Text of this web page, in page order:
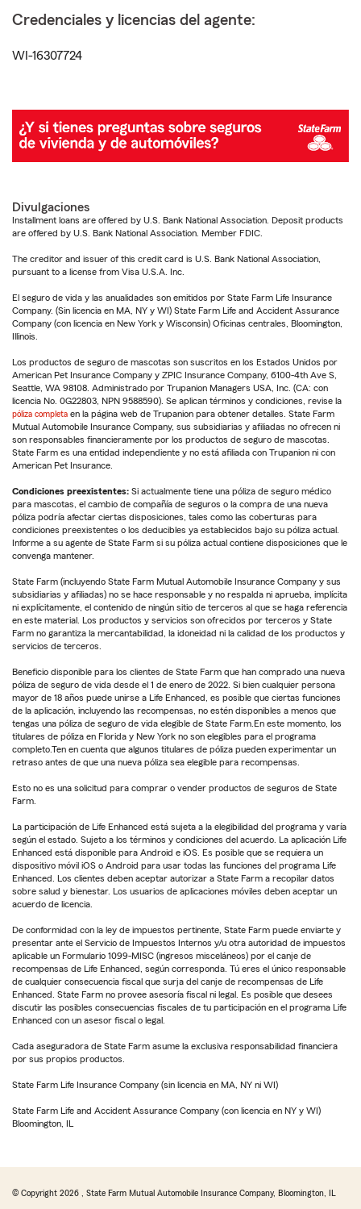
Credenciales y licencias del agente:
WI-16307724
Divulgaciones
Installment loans are offered by U.S. Bank National Association. Deposit products
are offered by U.S. Bank National Association. Member FDIC.
The creditor and issuer of this credit card is U.S. Bank National Association,
pursuant to a license from Visa U.S.A. Inc.
El seguro de vida y las anualidades son emitidos por State Farm Life Insurance
Company. (Sin licencia en MA, NY y WI) State Farm Life and Accident Assurance
Company (con licencia en New York y Wisconsin) Oficinas centrales, Bloomington,
Illinois.
Los productos de seguro de mascotas son suscritos en los Estados Unidos por
American Pet Insurance Company y ZPIC Insurance Company, 6100-4th Ave S,
Seattle, WA 98108. Administrado por Trupanion Managers USA, Inc. (CA: con
licencia No. 0G22803, NPN 9588590). Se aplican términos y condiciones, revise la
póliza completa en la página web de Trupanion para obtener detalles. State Farm
Mutual Automobile Insurance Company, sus subsidiarias y afiliadas no ofrecen ni
son responsables financieramente por los productos de seguro de mascotas.
State Farm es una entidad independiente y no está afiliada con Trupanion ni con
American Pet Insurance.
Condiciones preexistentes: Si actualmente tiene una póliza de seguro médico
para mascotas, el cambio de compañía de seguros o la compra de una nueva
póliza podría afectar ciertas disposiciones, tales como las coberturas para
condiciones preexistentes o los deducibles ya establecidos bajo su póliza actual.
Informe a su agente de State Farm si su póliza actual contiene disposiciones que le
convenga mantener.
State Farm (incluyendo State Farm Mutual Automobile Insurance Company y sus
subsidiarias y afiliadas) no se hace responsable y no respalda ni aprueba, implícita
ni explícitamente, el contenido de ningún sitio de terceros al que se haga referencia
en este material. Los productos y servicios son ofrecidos por terceros y State
Farm no garantiza la mercantabilidad, la idoneidad ni la calidad de los productos y
servicios de terceros.
Beneficio disponible para los clientes de State Farm que han comprado una nueva
póliza de seguro de vida desde el 1 de enero de 2022. Si bien cualquier persona
mayor de 18 años puede unirse a Life Enhanced, es posible que ciertas funciones
de la aplicación, incluyendo las recompensas, no estén disponibles a menos que
tengas una póliza de seguro de vida elegible de State Farm.En este momento, los
titulares de póliza en Florida y New York no son elegibles para el programa
completo.Ten en cuenta que algunos titulares de póliza pueden experimentar un
retraso antes de que una nueva póliza sea elegible para recompensas.
Esto no es una solicitud para comprar o vender productos de seguros de State
Farm.
La participación de Life Enhanced está sujeta a la elegibilidad del programa y varía
según el estado. Sujeto a los términos y condiciones del acuerdo. La aplicación Life
Enhanced está disponible para Android e iOS. Es posible que se requiera un
dispositivo móvil iOS o Android para usar todas las funciones del programa Life
Enhanced. Los clientes deben aceptar autorizar a State Farm a recopilar datos
sobre salud y bienestar. Los usuarios de aplicaciones móviles deben aceptar un
acuerdo de licencia.
De conformidad con la ley de impuestos pertinente, State Farm puede enviarte y
presentar ante el Servicio de Impuestos Internos y/u otra autoridad de impuestos
aplicable un Formulario 1099-MISC (ingresos misceláneos) por el canje de
recompensas de Life Enhanced, según corresponda. Tú eres el único responsable
de cualquier consecuencia fiscal que surja del canje de recompensas de Life
Enhanced. State Farm no provee asesoría fiscal ni legal. Es posible que desees
discutir las posibles consecuencias fiscales de tu participación en el programa Life
Enhanced con un asesor fiscal o legal.
Cada aseguradora de State Farm asume la exclusiva responsabilidad financiera
por sus propios productos.
State Farm Life Insurance Company (sin licencia en MA, NY ni WI)
State Farm Life and Accident Assurance Company (con licencia en NY y WI)
Bloomington, IL
© Copyright 2026 , State Farm Mutual Automobile Insurance Company, Bloomington, IL